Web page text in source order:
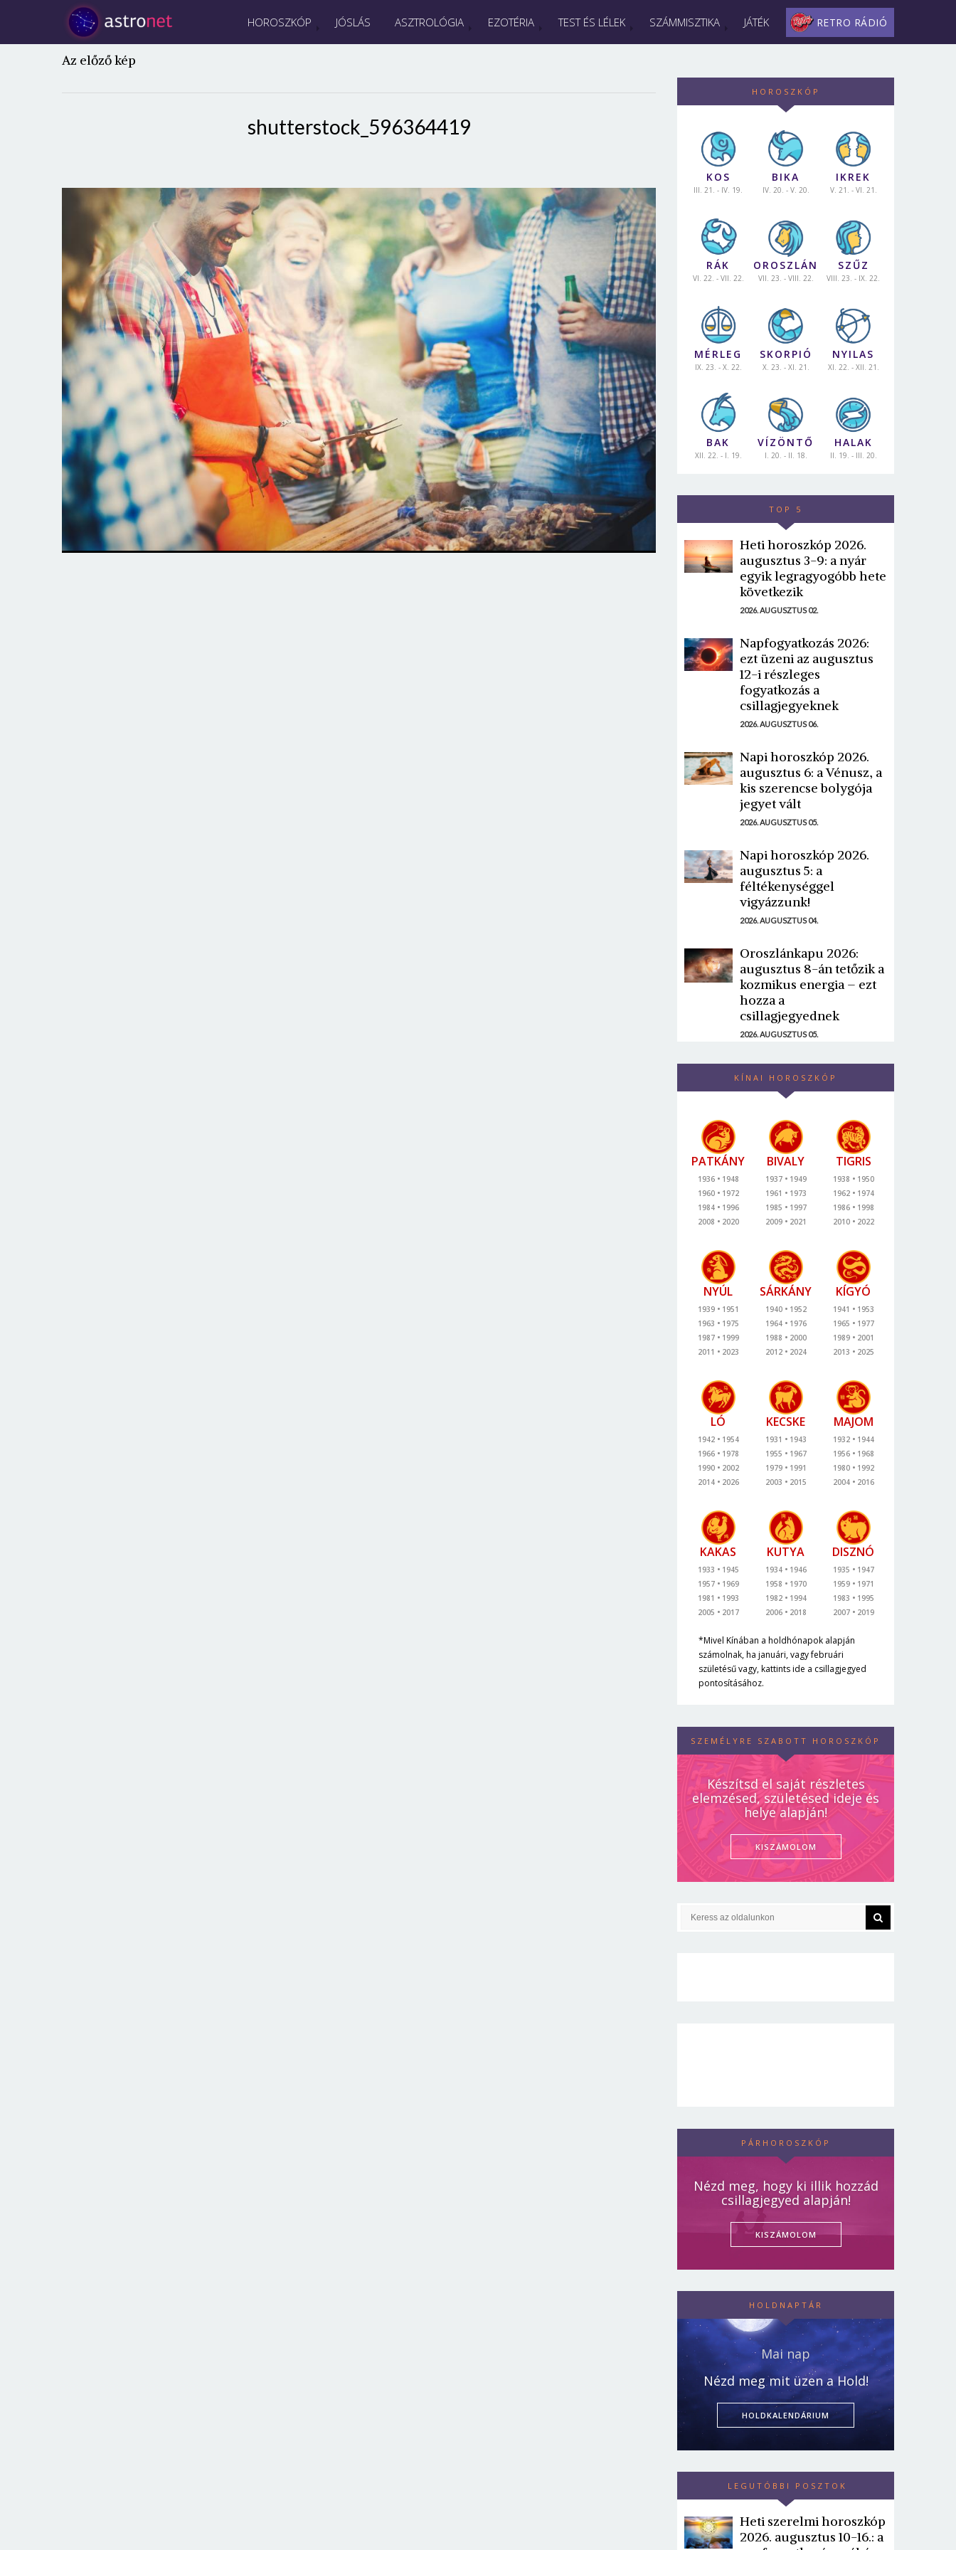
HOROSZKÓP JÓSLÁS ASZTROLÓGIA EZOTÉRIA TEST ÉS LÉLEK SZÁMMISZTIKA JÁTÉK RETRO RÁDIÓ
Az előző kép
shutterstock_596364419
HOROSZKÓP
KOS
III. 21. - IV. 19.
BIKA
IV. 20. - V. 20.
IKREK
V. 21. - VI. 21.
RÁK
VI. 22. - VII. 22.
OROSZLÁN
VII. 23. - VIII. 22.
SZŰZ
VIII. 23. - IX. 22.
MÉRLEG
IX. 23. - X. 22.
SKORPIÓ
X. 23. - XI. 21.
NYILAS
XI. 22. - XII. 21.
BAK
XII. 22. - I. 19.
VÍZÖNTŐ
I. 20. - II. 18.
HALAK
II. 19. - III. 20.
TOP 5
Heti horoszkóp 2026.
augusztus 3-9: a nyár
egyik legragyogóbb hete
következik
2026. AUGUSZTUS 02.
Napfogyatkozás 2026:
ezt üzeni az augusztus
12-i részleges
fogyatkozás a
csillagjegyeknek
2026. AUGUSZTUS 06.
Napi horoszkóp 2026.
augusztus 6: a Vénusz, a
kis szerencse bolygója
jegyet vált
2026. AUGUSZTUS 05.
Napi horoszkóp 2026.
augusztus 5: a
féltékenységgel
vigyázzunk!
2026. AUGUSZTUS 04.
Oroszlánkapu 2026:
augusztus 8-án tetőzik a
kozmikus energia – ezt
hozza a
csillagjegyednek
2026. AUGUSZTUS 05.
KÍNAI HOROSZKÓP
PATKÁNY
1936
1948
1960
1972
1984
1996
2008
2020
BIVALY
1937
1949
1961
1973
1985
1997
2009
2021
TIGRIS
1938
1950
1962
1974
1986
1998
2010
2022
NYÚL
1939
1951
1963
1975
1987
1999
2011
2023
SÁRKÁNY
1940
1952
1964
1976
1988
2000
2012
2024
KÍGYÓ
1941
1953
1965
1977
1989
2001
2013
2025
LÓ
1942
1954
1966
1978
1990
2002
2014
2026
KECSKE
1931
1943
1955
1967
1979
1991
2003
2015
MAJOM
1932
1944
1956
1968
1980
1992
2004
2016
KAKAS
1933
1945
1957
1969
1981
1993
2005
2017
KUTYA
1934
1946
1958
1970
1982
1994
2006
2018
DISZNÓ
1935
1947
1959
1971
1983
1995
2007
2019
*Mivel Kínában a holdhónapok alapján
számolnak, ha januári, vagy februári
születésű vagy, kattints ide a csillagjegyed
pontosításához.
SZEMÉLYRE SZABOTT HOROSZKÓP
Készítsd el saját részletes
elemzésed, születésed ideje és
helye alapján!
KISZÁMOLOM
PÁRHOROSZKÓP
Nézd meg, hogy ki illik hozzád
csillagjegyed alapján!
KISZÁMOLOM
HOLDNAPTÁR
Mai nap
Nézd meg mit üzen a Hold!
HOLDKALENDÁRIUM
LEGUTÓBBI POSZTOK
Heti szerelmi horoszkóp
2026. augusztus 10-16.: a